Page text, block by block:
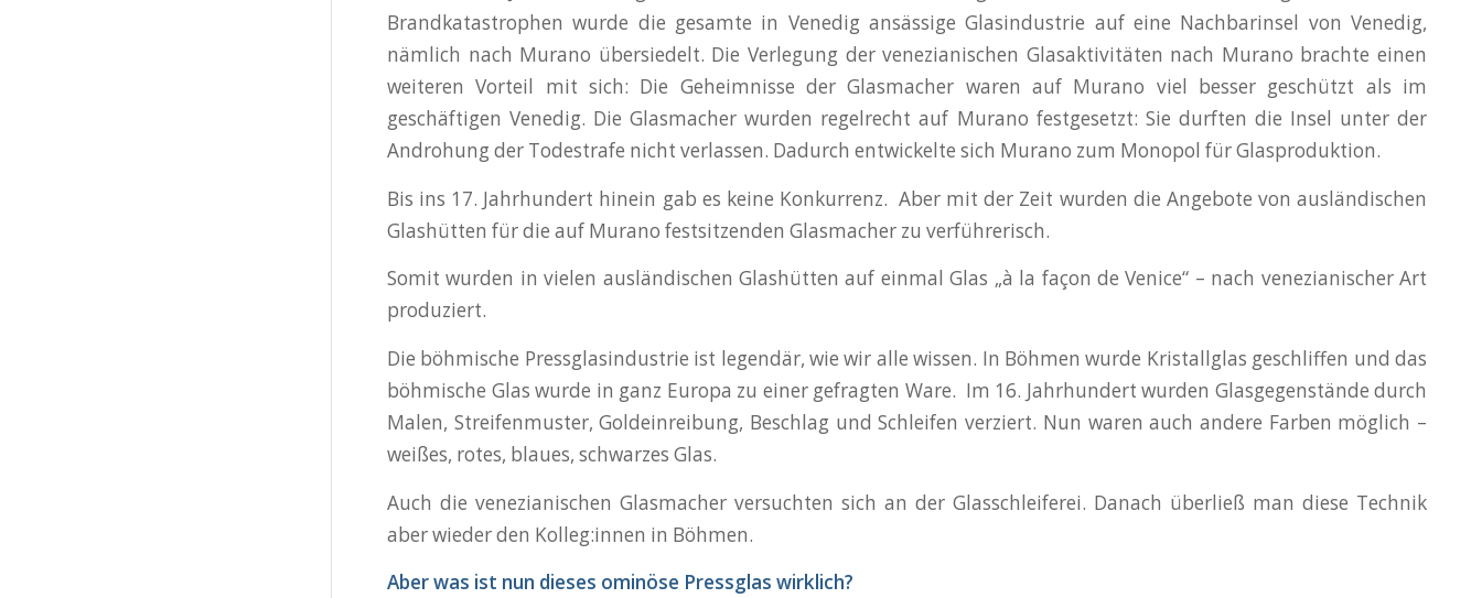
Brandkatastrophen wurde die gesamte in Venedig ansässige Glasindustrie auf eine Nachbarinsel von Venedig,
nämlich nach Murano übersiedelt. Die Verlegung der venezianischen Glasaktivitäten nach Murano brachte einen
weiteren Vorteil mit sich: Die Geheimnisse der Glasmacher waren auf Murano viel besser geschützt als im
geschäftigen Venedig. Die Glasmacher wurden regelrecht auf Murano festgesetzt: Sie durften die Insel unter der
Androhung der Todestrafe nicht verlassen. Dadurch entwickelte sich Murano zum Monopol für Glasproduktion.
Bis ins 17. Jahrhundert hinein gab es keine Konkurrenz. Aber mit der Zeit wurden die Angebote von ausländischen
Glashütten für die auf Murano festsitzenden Glasmacher zu verführerisch.
Somit wurden in vielen ausländischen Glashütten auf einmal Glas „à la façon de Venice“ – nach venezianischer Art
produziert.
Die böhmische Pressglasindustrie ist legendär, wie wir alle wissen. In Böhmen wurde Kristallglas geschliffen und das
böhmische Glas wurde in ganz Europa zu einer gefragten Ware. Im 16. Jahrhundert wurden Glasgegenstände durch
Malen, Streifenmuster, Goldeinreibung, Beschlag und Schleifen verziert. Nun waren auch andere Farben möglich –
weißes, rotes, blaues, schwarzes Glas.
Auch die venezianischen Glasmacher versuchten sich an der Glasschleiferei. Danach überließ man diese Technik
aber wieder den Kolleg:innen in Böhmen.
Aber was ist nun dieses ominöse Pressglas wirklich?